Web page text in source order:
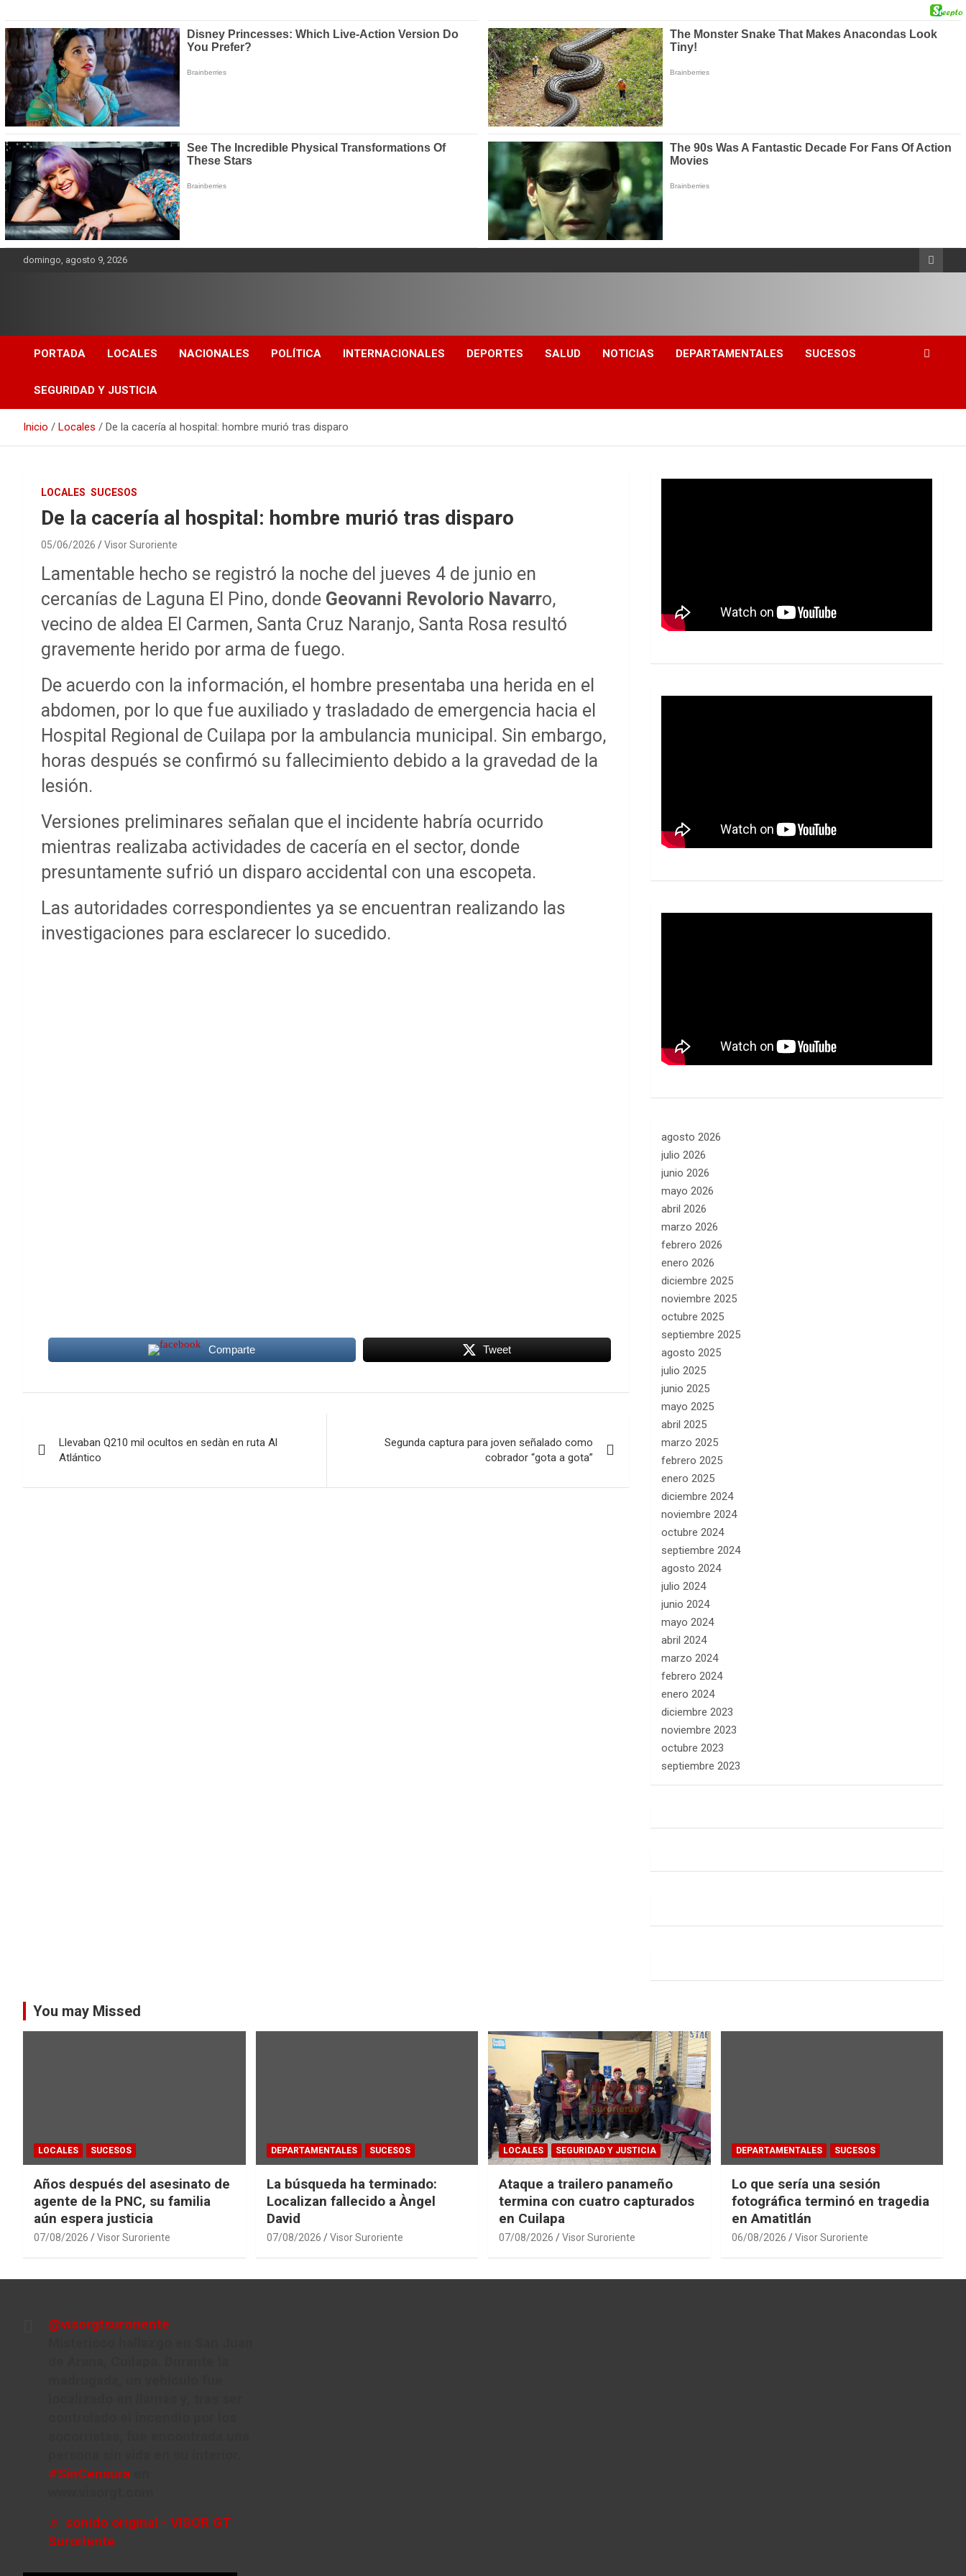
domingo, agosto 9, 2026
PORTADA LOCALES NACIONALES POLÍTICA INTERNACIONALES DEPORTES SALUD NOTICIAS DEPARTAMENTALES SUCESOS
SEGURIDAD Y JUSTICIA
Inicio Locales De la cacería al hospital: hombre murió tras disparo
LOCALES SUCESOS
De la cacería al hospital: hombre murió tras disparo
05/06/2026 Visor Suroriente
Lamentable hecho se registró la noche del jueves 4 de junio en
cercanías de Laguna El Pino, donde Geovanni Revolorio Navarro,
vecino de aldea El Carmen, Santa Cruz Naranjo, Santa Rosa resultó
gravemente herido por arma de fuego.
De acuerdo con la información, el hombre presentaba una herida en el
abdomen, por lo que fue auxiliado y trasladado de emergencia hacia el
Hospital Regional de Cuilapa por la ambulancia municipal. Sin embargo,
horas después se confirmó su fallecimiento debido a la gravedad de la
lesión.
Versiones preliminares señalan que el incidente habría ocurrido
mientras realizaba actividades de cacería en el sector, donde
presuntamente sufrió un disparo accidental con una escopeta.
Las autoridades correspondientes ya se encuentran realizando las
investigaciones para esclarecer lo sucedido.
Comparte Tweet
de
entradas
Llevaban Q210 mil ocultos en sedàn en ruta Al
Atlántico
Segunda captura para joven señalado como
cobrador “gota a gota”
agosto 2026
julio 2026
junio 2026
mayo 2026
abril 2026
marzo 2026
febrero 2026
enero 2026
diciembre 2025
noviembre 2025
octubre 2025
septiembre 2025
agosto 2025
julio 2025
junio 2025
mayo 2025
abril 2025
marzo 2025
febrero 2025
enero 2025
diciembre 2024
noviembre 2024
octubre 2024
septiembre 2024
agosto 2024
julio 2024
junio 2024
mayo 2024
abril 2024
marzo 2024
febrero 2024
enero 2024
diciembre 2023
noviembre 2023
octubre 2023
septiembre 2023
You may Missed
LOCALES SUCESOS
Años después del asesinato de
agente de la PNC, su familia
aún espera justicia
07/08/2026 Visor Suroriente
DEPARTAMENTALES SUCESOS
La búsqueda ha terminado:
Localizan fallecido a Àngel
David
07/08/2026 Visor Suroriente
LOCALES SEGURIDAD Y JUSTICIA
Ataque a trailero panameño
termina con cuatro capturados
en Cuilapa
07/08/2026 Visor Suroriente
DEPARTAMENTALES SUCESOS
Lo que sería una sesión
fotográfica terminó en tragedia
en Amatitlán
06/08/2026 Visor Suroriente
@visorgtsuroriente
#SinCensura
♬ sonido original - VISOR GT
Suroriente